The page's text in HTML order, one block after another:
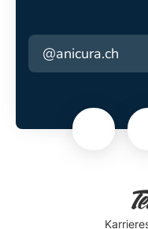
@anicura.ch